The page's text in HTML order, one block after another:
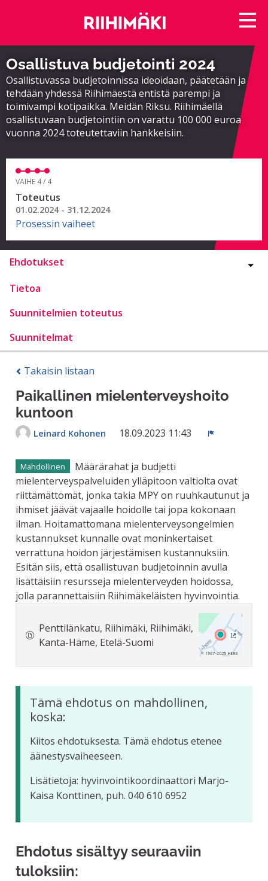
Osallistuva budjetointi 2024
Osallistuvassa budjetoinnissa ideoidaan, päätetään ja
tehdään yhdessä Riihimäestä entistä parempi ja
toimivampi kotipaikka. Meidän Riksu. Riihimäellä
osallistuvaan budjetointiin on varattu 100 000 euroa
vuonna 2024 toteutettaviin hankkeisiin.
VAIHE 4 / 4
Toteutus
01.02.2024 - 31.12.2024
Prosessin vaiheet
Ehdotukset
Tietoa
Suunnitelmien toteutus
Suunnitelmat
Takaisin listaan
Paikallinen mielenterveyshoito
kuntoon
Leinard Kohonen 18.09.2023 11:43
Mahdollinen
Määrärahat ja budjetti
mielenterveyspalveluiden ylläpitoon valtiolta ovat
riittämättömät, jonka takia MPY on ruuhkautunut ja
ihmiset jäävät vajaalle hoidolle tai jopa kokonaan
ilman. Hoitamattomana mielenterveysongelmien
kustannukset kunnalle ovat moninkertaiset
verrattuna hoidon järjestämisen kustannuksiin.
Esitän siis, että osallistuvan budjetoinnin avulla
lisättäisiin resursseja mielenterveyden hoidossa,
jolla parannettaisiin Riihimäkeläisten hyvinvointia.
Penttilänkatu, Riihimäki, Riihimäki,
Kanta-Häme, Etelä-Suomi
Tämä ehdotus on mahdollinen,
koska:
Kiitos ehdotuksesta. Tämä ehdotus etenee
äänestysvaiheeseen.
Lisätietoja: hyvinvointikoordinaattori Marjo-
Kaisa Konttinen, puh. 040 610 6952
Ehdotus sisältyy seuraaviin
tuloksiin: